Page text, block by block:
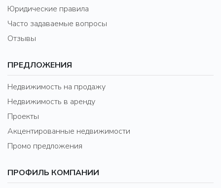
Юридические правила
Часто задаваемые вопросы
Отзывы
ПРЕДЛОЖЕНИЯ
Недвижимость на продажу
Недвижимость в аренду
Проекты
Акцентированные недвижимости
Промо предложения
ПРОФИЛЬ КОМПАНИИ